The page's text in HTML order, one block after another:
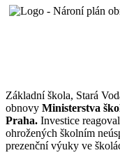
Základní škola, Stará
obnovy Ministerstva
Praha. Investice
ohrožených školním
prezenční výuky ve